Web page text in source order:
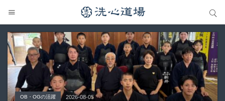
OB・OGの活躍 2026-08-05
Topics 2026-08-05
大会の結果 2026-07-31
大会の結果 2026-07-25
大会の結果 2026-07-22
サイト内検索